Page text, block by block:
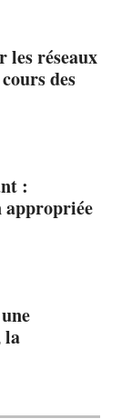
les réseaux
des
:
appropriée
la